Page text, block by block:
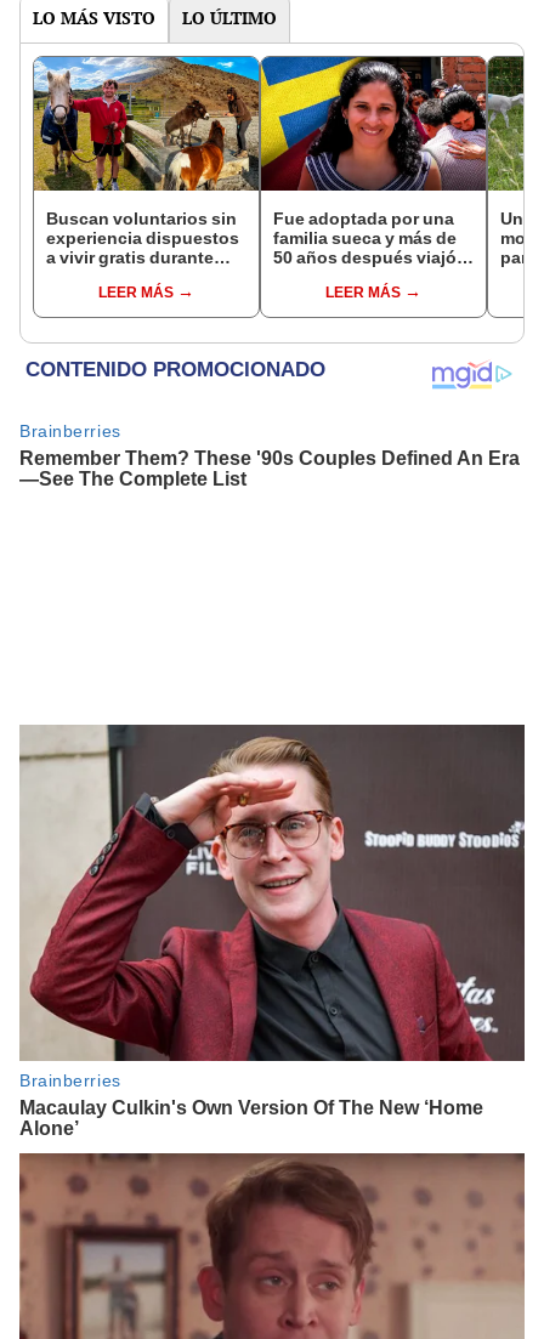
LO MÁS VISTO LO ÚLTIMO
Buscan voluntarios sin
experiencia dispuestos
a vivir gratis durante
cuidar caballos, burros
y otros animales
LEER MÁS
Fue adoptada por una
familia sueca y más de
50 años después viajó a
sus raíces: "Encontré
esa parte faltante"
LEER MÁS
Un
para